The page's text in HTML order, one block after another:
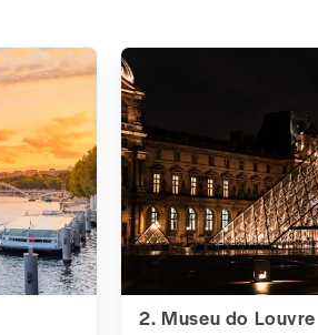
2. Museu do Louvre